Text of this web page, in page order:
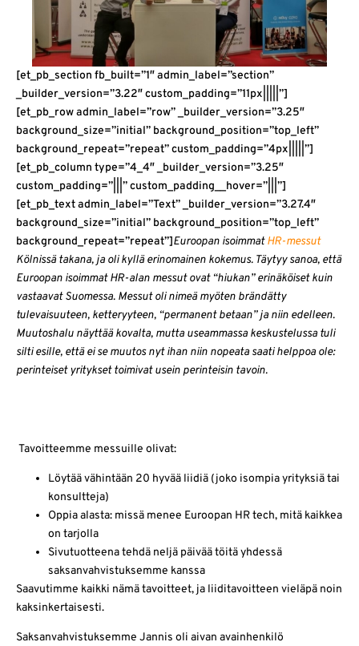
[et_pb_section fb_built=”1″ admin_label=”section”
_builder_version=”3.22″ custom_padding=”11px|||||”]
[et_pb_row admin_label=”row” _builder_version=”3.25″
background_size=”initial” background_position=”top_left”
background_repeat=”repeat” custom_padding=”4px|||||”]
[et_pb_column type=”4_4″ _builder_version=”3.25″
custom_padding=”|||” custom_padding__hover=”|||”]
[et_pb_text admin_label=”Text” _builder_version=”3.27.4″
background_size=”initial” background_position=”top_left”
background_repeat=”repeat”]Euroopan isoimmatHR-messut
Kölnissä takana, ja oli kyllä erinomainen kokemus. Täytyy sanoa, että
Euroopan isoimmat HR-alan messut ovat “hiukan” erinäköiset kuin
vastaavat Suomessa. Messut oli nimeä myöten brändätty
tulevaisuuteen, ketteryyteen, “permanent betaan” ja niin edelleen.
Muutoshalu näyttää kovalta, mutta useammassa keskustelussa tuli
silti esille, että ei se muutos nyt ihan niin nopeata saati helppoa ole:
perinteiset yritykset toimivat usein perinteisin tavoin.
Tavoitteemme messuille olivat:
Löytää vähintään 20 hyvää liidiä (joko isompia yrityksiä tai
konsultteja)
Oppia alasta: missä menee Euroopan HR tech, mitä kaikkea
on tarjolla
Sivutuotteena tehdä neljä päivää töitä yhdessä
saksanvahvistuksemme kanssa
Saavutimme kaikki nämä tavoitteet, ja liiditavoitteen vieläpä noin
kaksinkertaisesti.
Saksanvahvistuksemme Jannis oli aivan avainhenkilö